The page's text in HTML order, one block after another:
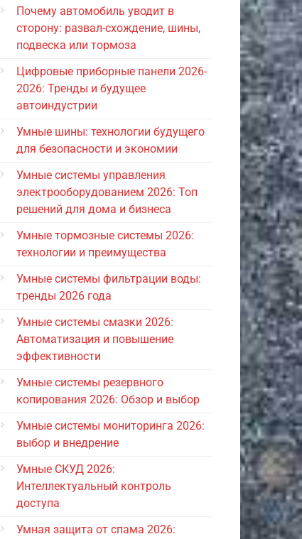
Почему автомобиль уводит в
сторону: развал-схождение, шины,
подвеска или тормоза
Цифровые приборные панели 2026-
2026: Тренды и будущее
автоиндустрии
Умные шины: технологии будущего
для безопасности и экономии
Умные системы управления
электрооборудованием 2026: Топ
решений для дома и бизнеса
Умные тормозные системы 2026:
технологии и преимущества
Умные системы фильтрации воды:
тренды 2026 года
Умные системы смазки 2026:
Автоматизация и повышение
эффективности
Умные системы резервного
копирования 2026: Обзор и выбор
Умные системы мониторинга 2026:
выбор и внедрение
Умные СКУД 2026:
Интеллектуальный контроль
доступа
Умная защита от спама 2026: